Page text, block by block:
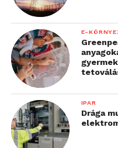
E-
IPAR
Drága